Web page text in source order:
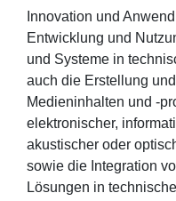
Innovation und
Entwicklung und
und Systeme in
auch die Erstellung
Medieninhalten und -
elektronischer,
akustischer oder
sowie die Integration
Lösungen in